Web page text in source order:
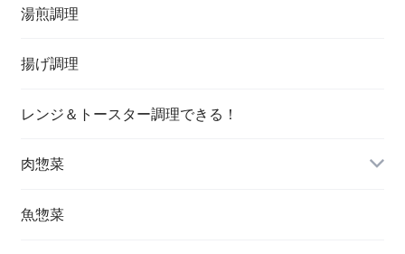
湯煎調理
揚げ調理
レンジ＆トースター調理できる！
肉惣菜
魚惣菜